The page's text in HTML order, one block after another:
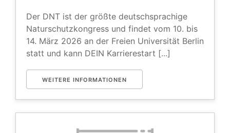
Der DNT ist der größte deutschsprachige
Naturschutzkongress und findet vom 10. bis
14. März 2026 an der Freien Universität Berlin
statt und kann DEIN Karrierestart [...]
WEITERE INFORMATIONEN